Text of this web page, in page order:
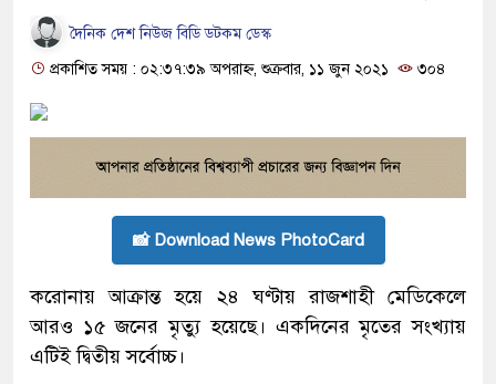
দৈনিক দেশ নিউজ বিডি ডটকম ডেস্ক
প্রকাশিত সময় : ০২:৩৭:৩৯ অপরাহ্ন, শুক্রবার, ১১ জুন ২০২১
৩০৪
📸 Download News PhotoCard
করোনায় আক্রান্ত হয়ে ২৪ ঘণ্টায় রাজশাহী মেডিকেলে
আরও ১৫ জনের মৃত্যু হয়েছে। একদিনের মৃতের সংখ্যায়
এটিই দ্বিতীয় সর্বোচ্চ।